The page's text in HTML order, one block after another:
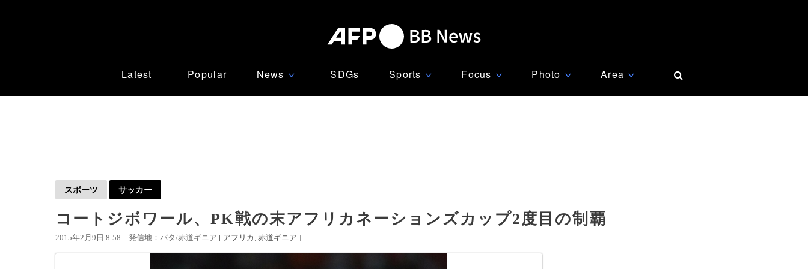
Latest Popular News ∨ SDGs Sports ∨ Focus ∨ Photo ∨ Area ∨
スポーツ サッカー
コートジボワール、PK戦の末アフリカネーションズカップ2度目の制覇
2015年2月9日 8:58 発信地：バタ/赤道ギニア [ アフリカ 赤道ギニア ]